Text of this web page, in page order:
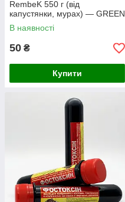
RembeK 550 г (від
капустянки, мурах) — GREEN
В наявності
50 ₴
Купити